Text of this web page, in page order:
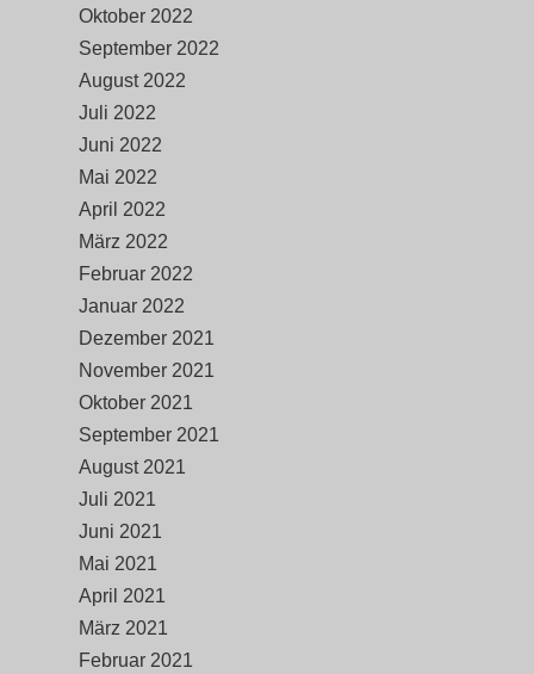
Oktober 2022
September 2022
August 2022
Juli 2022
Juni 2022
Mai 2022
April 2022
März 2022
Februar 2022
Januar 2022
Dezember 2021
November 2021
Oktober 2021
September 2021
August 2021
Juli 2021
Juni 2021
Mai 2021
April 2021
März 2021
Februar 2021